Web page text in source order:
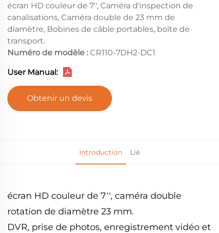
écran HD couleur de 7'', Caméra d'inspection de
canalisations, Caméra double de 23 mm de
diamètre, Bobines de câble portables, boîte de
transport.
Numéro de modèle : CR110-7DH2-DC1
User Manual:
Obtenir un devis
Introduction Lié
écran HD couleur de 7'', caméra double
rotation de diamètre 23 mm.
DVR, prise de photos, enregistrement vidéo et